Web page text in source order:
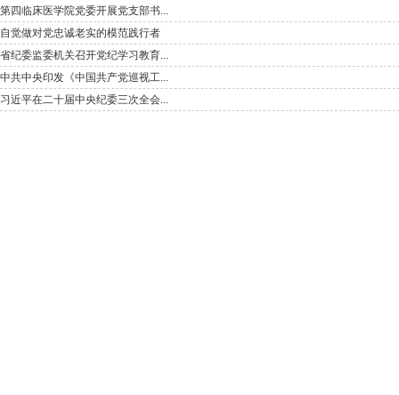
第四临床医学院党委开展党支部书...
自觉做对党忠诚老实的模范践行者
省纪委监委机关召开党纪学习教育...
中共中央印发《中国共产党巡视工...
习近平在二十届中央纪委三次全会...